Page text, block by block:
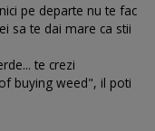
pe departe nu te fac
sa te dai mare ca stii
te crezi
buying weed", il poti